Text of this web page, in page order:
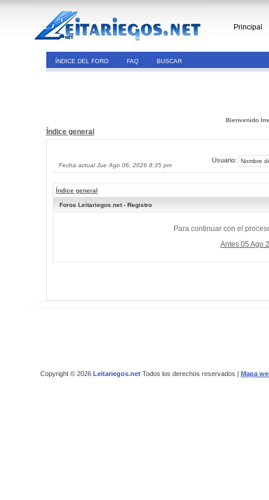
Principal
ÍNDICE DEL FORO FAQ BUSCAR
Bienvenido
Índice general
Fecha actual Jue Ago 06, 2026 8:35 pm
Usuario:
Índice general
Foros Leitariegos.net - Registro
Para continuar con el
Antes 05 Ago
Copyright © 2026 Leitariegos.netTodos los derechos reservados | Mapa